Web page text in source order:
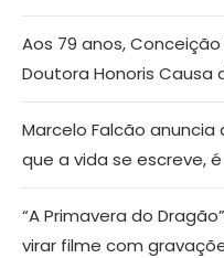
Aos 79 anos,
Doutora Honoris Causa
Marcelo Falcão anuncia
que a vida se escreve,
“A Primavera do
virar filme com